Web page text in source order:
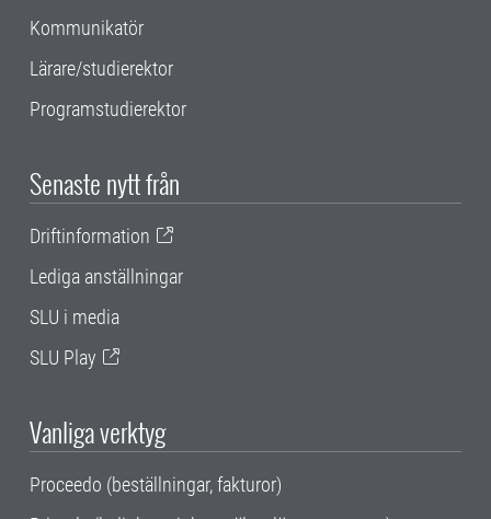
Kommunikatör
Lärare/studierektor
Programstudierektor
Senaste nytt från
Driftinformation
Lediga anställningar
SLU i media
SLU Play
Vanliga verktyg
Proceedo (beställningar, fakturor)